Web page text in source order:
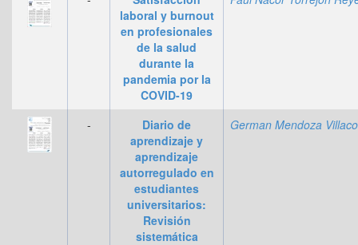
laboral y burnout
en profesionales
de la salud
durante la
pandemia por la
COVID-19
-
Diario de
aprendizaje y
aprendizaje
autorregulado en
estudiantes
universitarios:
Revisión
sistemática